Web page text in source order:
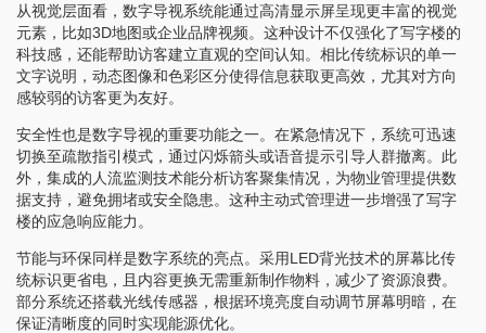
从视觉层面看，数字导视系统能通过高清显示屏呈现更丰富的视觉
元素，比如3D地图或企业品牌视频。这种设计不仅强化了写字楼的
科技感，还能帮助访客建立直观的空间认知。相比传统标识的单一
文字说明，动态图像和色彩区分使得信息获取更高效，尤其对方向
感较弱的访客更为友好。
安全性也是数字导视的重要功能之一。在紧急情况下，系统可迅速
切换至疏散指引模式，通过闪烁箭头或语音提示引导人群撤离。此
外，集成的人流监测技术能分析访客聚集情况，为物业管理提供数
据支持，避免拥堵或安全隐患。这种主动式管理进一步增强了写字
楼的应急响应能力。
节能与环保同样是数字系统的亮点。采用LED背光技术的屏幕比传
统标识更省电，且内容更换无需重新制作物料，减少了资源浪费。
部分系统还搭载光线传感器，根据环境亮度自动调节屏幕明暗，在
保证清晰度的同时实现能源优化。